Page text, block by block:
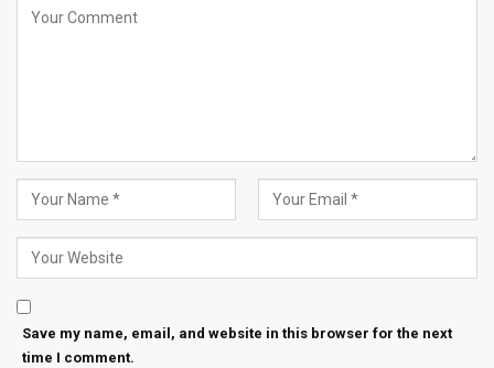
Save my name, email, and website in this browser for the next
time I comment.